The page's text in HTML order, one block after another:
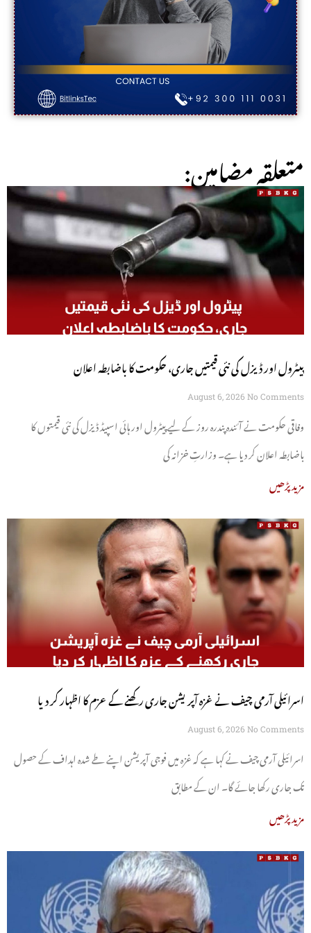
:متعلقہ مضامین
پیٹرول اور ڈیزل کی نئی قیمتیں جاری، حکومت کا باضابطہ اعلان
August 6, 2026 No Comments
وفاقی حکومت نے آئندہ پندرہ روز کے لیے پیٹرول اور ہائی اسپیڈ ڈیزل کی نئی قیمتوں کا
باضابطہ اعلان کر دیا ہے۔ وزارتِ خزانہ کی
مزید پڑھیں
اسرائیلی آرمی چیف نے غزہ آپریشن جاری رکھنے کے عزم کا اظہار کر دیا
August 6, 2026 No Comments
اسرائیلی آرمی چیف نے کہا ہے کہ غزہ میں فوجی آپریشن اپنے طے شدہ اہداف کے حصول
تک جاری رکھا جائے گا۔ ان کے مطابق
مزید پڑھیں